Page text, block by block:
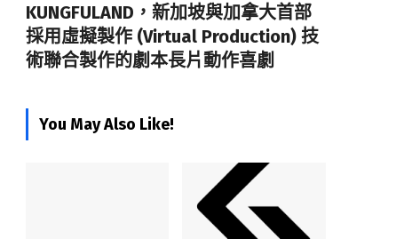
KUNGFULAND，新加坡與加拿大首部
採用虛擬製作 (Virtual Production) 技
術聯合製作的劇本長片動作喜劇
You May Also Like!